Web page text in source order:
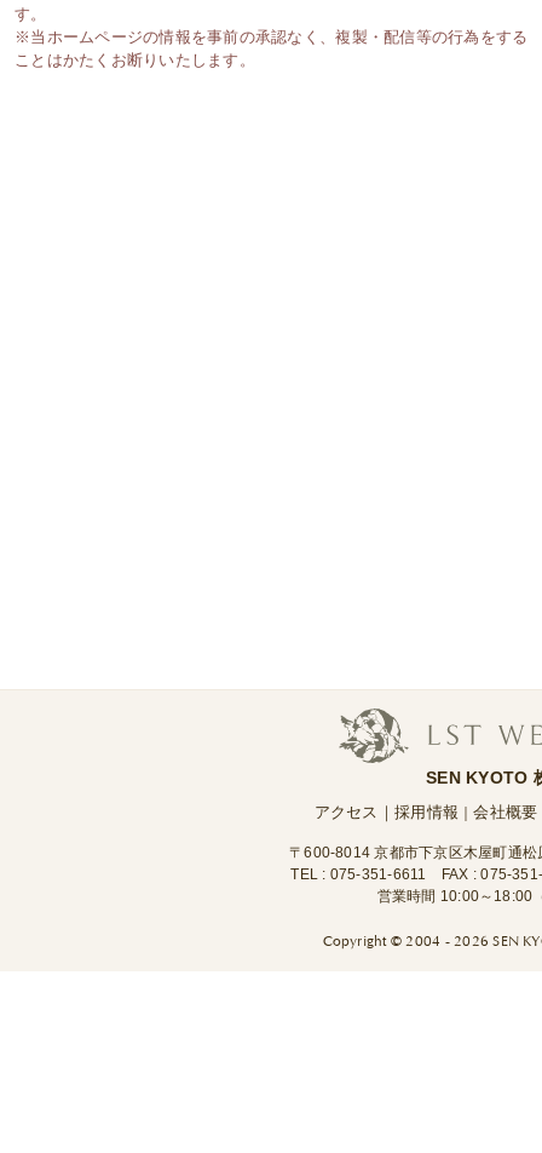
す。
※当ホームページの情報を事前の承認なく、複製・配信等の行為をする
ことはかたくお断りいたします。
SEN KYOTO
アクセス ｜採用情報 ｜会社概要
〒600-8014 京都市下京区木屋町通
TEL : 075-351-6611
FAX : 075-
営業時間 10:00～18:00
Copyright ©2004 - 2026 SEN